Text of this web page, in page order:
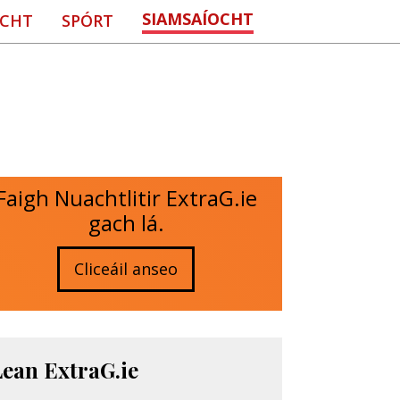
SPÓRT SIAMSAÍOCHT
Nuachtlitir ExtraG.ie
gach lá.
Cliceáil anseo
ExtraG.ie